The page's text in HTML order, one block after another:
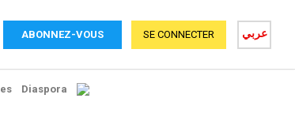
ABONNEZ-VOUS عربي SE CONNECTER
Diaspora